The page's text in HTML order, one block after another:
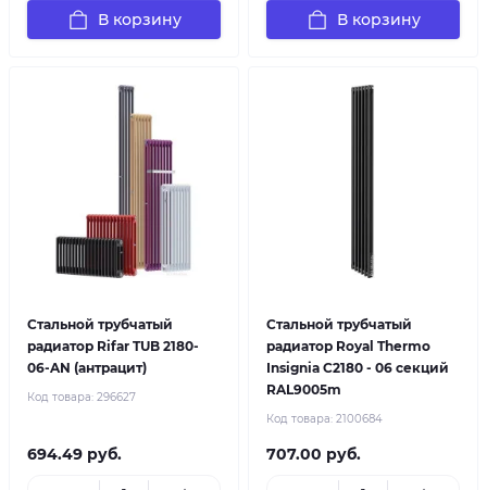
В корзину В корзину
Стальной трубчатый
радиатор Rifar TUB 2180-
06-AN (антрацит)
Код товара: 296627
694.49 руб.
Стальной трубчатый
радиатор Royal Thermo
Insignia C2180 - 06 секций
RAL9005m
Код товара: 2100684
707.00 руб.